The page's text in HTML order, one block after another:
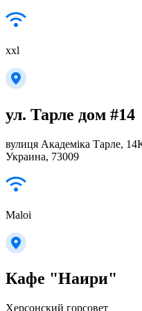
xxl
ул. Тарле дом #14
вулиця Академіка Тарле,
Украина, 73009
Maloi
Кафе "Наири"
Херсонский горсовет